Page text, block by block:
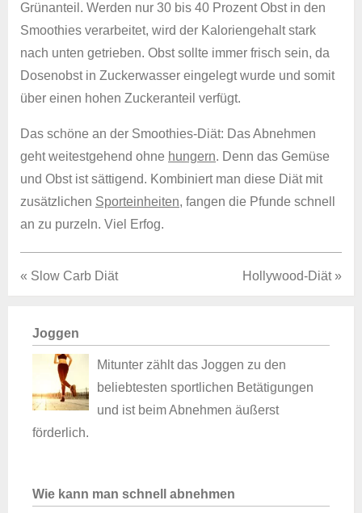
Grünanteil. Werden nur 30 bis 40 Prozent Obst in den
Smoothies verarbeitet, wird der Kaloriengehalt stark
nach unten getrieben. Obst sollte immer frisch sein, da
Dosenobst in Zuckerwasser eingelegt wurde und somit
über einen hohen Zuckeranteil verfügt.
Das schöne an der Smoothies-Diät: Das Abnehmen
geht weitestgehend ohne hungern. Denn das Gemüse
und Obst ist sättigend. Kombiniert man diese Diät mit
zusätzlichen Sporteinheiten, fangen die Pfunde schnell
an zu purzeln. Viel Erfog.
« Slow Carb Diät Hollywood-Diät »
Joggen
Mitunter zählt das Joggen zu den
beliebtesten sportlichen Betätigungen
und ist beim Abnehmen äußerst
förderlich.
Wie kann man schnell abnehmen